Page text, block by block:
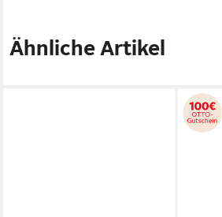
Ähnliche Artikel